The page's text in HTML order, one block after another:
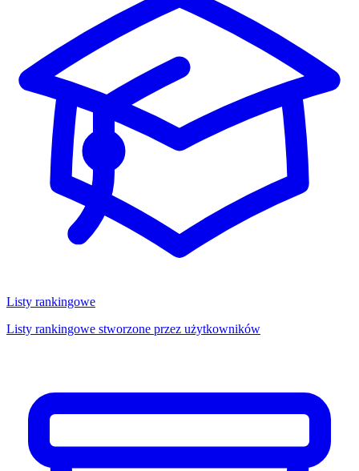
Listy rankingowe
Listy rankingowe stworzone przez użytkowników